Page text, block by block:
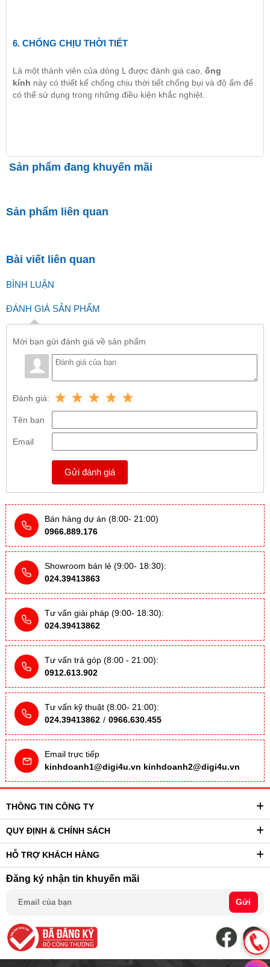
6. CHỐNG CHỊU THỜI TIẾT
Là một thành viên của dòng L được đánh giá cao, ống
kính này có thiết kế chống chịu thời tiết chống bụi và độ ẩm để
có thể sử dụng trong những điều kiện khắc nghiệt.
Sản phẩm đang khuyến mãi
Sản phẩm liên quan
Bài viết liên quan
BÌNH LUẬN
ĐÁNH GIÁ SẢN PHẨM
Mời bạn gửi đánh giá về sản phẩm
Đánh giá:
Tên bạn
Email
Gửi đánh giá
Bán hàng dự án (8:00- 21:00)
0966.889.176
Showroom bán lẻ (9:00- 18:30):
024.39413863
Tư vấn giải pháp (9:00- 18:30):
024.39413862
Tư vấn trả góp (8:00 - 21:00):
0912.613.902
Tư vấn kỹ thuật (8:00- 21:00):
024.39413862 / 0966.630.455
Email trực tiếp
kinhdoanh1@digi4u.vn kinhdoanh2@digi4u.vn
THÔNG TIN CÔNG TY
QUY ĐỊNH & CHÍNH SÁCH
HỖ TRỢ KHÁCH HÀNG
Đăng ký nhận tin khuyến mãi
Gửi